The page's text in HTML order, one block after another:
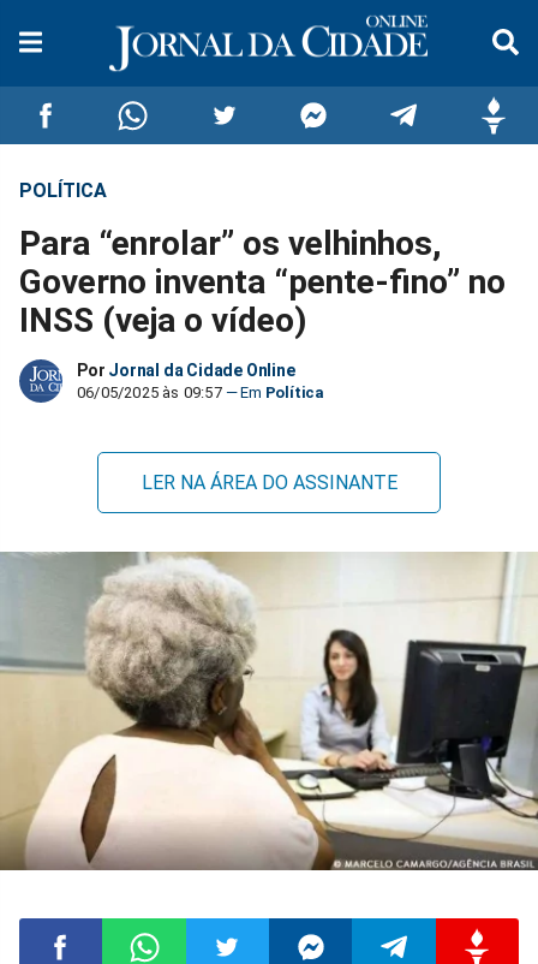
Compartilhar
no
Facebook
Compartilhar
no
Whatsapp
no
Twitter
no
Messenger
no
POLÍTICA
Para “enrolar” os velhinhos,
Governo inventa “pente-fino” no
INSS (veja o vídeo)
Por Jornal da Cidade Online
06/05/2025 às 09:57 Política
LER NA ÁREA DO ASSINANTE